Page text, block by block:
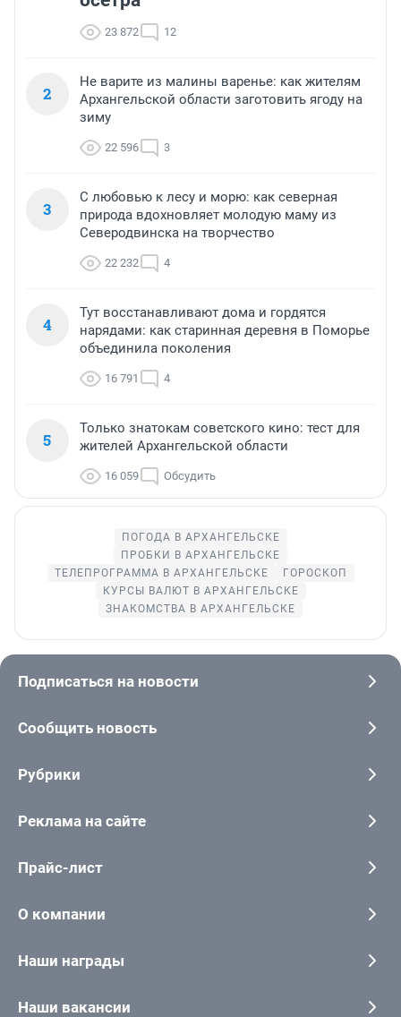
23 872 12
2
Не варите из малины варенье: как жителям
Архангельской области заготовить ягоду на
зиму
22 596 3
3
С любовью к лесу и морю: как северная
природа вдохновляет молодую маму из
Северодвинска на творчество
22 232 4
4
Тут восстанавливают дома и гордятся
нарядами: как старинная деревня в Поморье
объединила поколения
16 791 4
5
Только знатокам советского кино: тест для
жителей Архангельской области
16 059 Обсудить
ПОГОДА В АРХАНГЕЛЬСКЕ
ПРОБКИ В АРХАНГЕЛЬСКЕ
ТЕЛЕПРОГРАММА В АРХАНГЕЛЬСКЕ
ГОРОСКОП
КУРСЫ ВАЛЮТ В АРХАНГЕЛЬСКЕ
ЗНАКОМСТВА В АРХАНГЕЛЬСКЕ
Подписаться на новости
Сообщить новость
Рубрики
Реклама на сайте
Прайс-лист
О компании
Наши награды
Наши вакансии